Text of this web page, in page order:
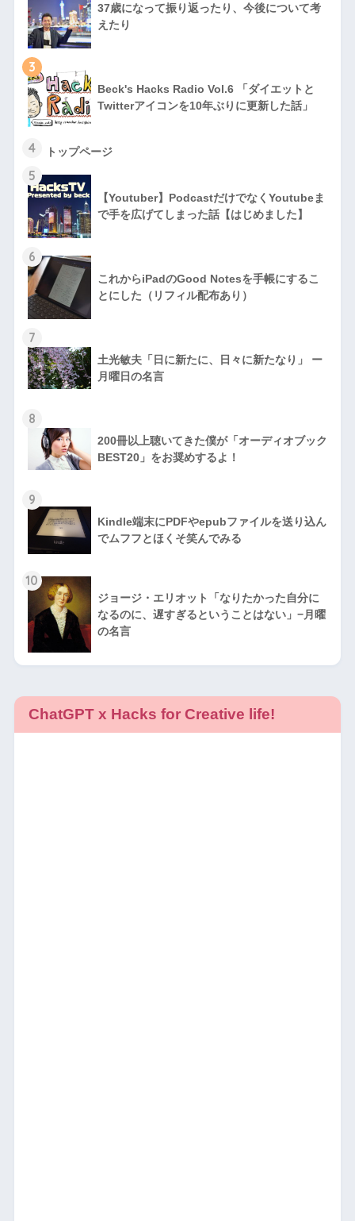
37歳になって振り返ったり、今後について考
えたり
3
Beck's Hacks Radio Vol.6 「ダイエットと
Twitterアイコンを10年ぶりに更新した話」
4 トップページ
5
【Youtuber】PodcastだけでなくYoutubeま
で手を広げてしまった話【はじめました】
6
これからiPadのGood Notesを手帳にするこ
とにした（リフィル配布あり）
7
土光敏夫「日に新たに、日々に新たなり」 ー
月曜日の名言
8
200冊以上聴いてきた僕が「オーディオブック
BEST20」をお奨めするよ！
9
Kindle端末にPDFやepubファイルを送り込ん
でムフフとほくそ笑んでみる
10
ジョージ・エリオット「なりたかった自分に
なるのに、遅すぎるということはない」−月曜
の名言
ChatGPT x Hacks for Creative life!